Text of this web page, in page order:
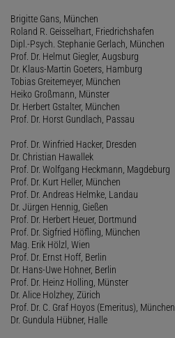
Brigitte Gans, München
Roland R. Geisselhart, Friedrichshafen
Dipl.-Psych. Stephanie Gerlach, München
Prof. Dr. Helmut Giegler, Augsburg
Dr. Klaus-Martin Goeters, Hamburg
Tobias Greitemeyer, München
Heiko Großmann, Münster
Dr. Herbert Gstalter, München
Prof. Dr. Horst Gundlach, Passau
Prof. Dr. Winfried Hacker, Dresden
Dr. Christian Hawallek
Prof. Dr. Wolfgang Heckmann, Magdeburg
Prof. Dr. Kurt Heller, München
Prof. Dr. Andreas Helmke, Landau
Dr. Jürgen Hennig, Gießen
Prof. Dr. Herbert Heuer, Dortmund
Prof. Dr. Sigfried Höfling, München
Mag. Erik Hölzl, Wien
Prof. Dr. Ernst Hoff, Berlin
Dr. Hans-Uwe Hohner, Berlin
Prof. Dr. Heinz Holling, Münster
Dr. Alice Holzhey, Zürich
Prof. Dr. C. Graf Hoyos (Emeritus), München
Dr. Gundula Hübner, Halle